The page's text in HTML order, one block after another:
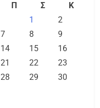
Π Σ
Κ
1
2
7 8
9
14 15
16
21 22
23
28 29
30